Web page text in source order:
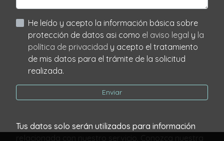
He leído y acepto la información básica sobre
protección de datos asi como el aviso legal y la
política de privacidad y acepto el tratamiento
de mis datos para el trámite de la solicitud
realizada.
Enviar
Tus datos solo serán utilizados para información